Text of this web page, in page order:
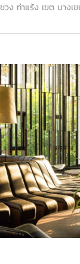
ท่าแร้ง เขต บางเข